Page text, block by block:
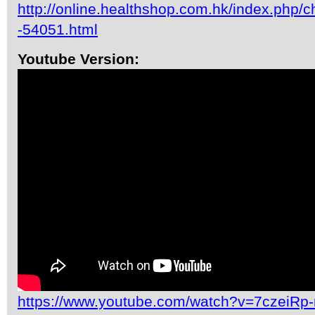
http://online.healthshop.com.hk/index.php/
-54051.html
Youtube Version:
https://www.youtube.com/